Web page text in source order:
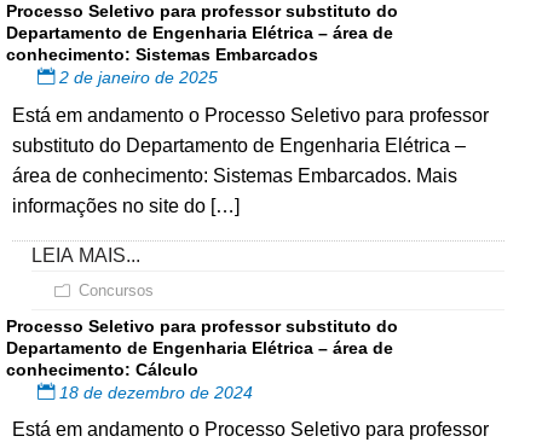
Processo Seletivo para professor substituto do
Departamento de Engenharia Elétrica – área de
conhecimento: Sistemas Embarcados
2 de janeiro de 2025
Está em andamento o Processo Seletivo para professor
substituto do Departamento de Engenharia Elétrica –
área de conhecimento: Sistemas Embarcados. Mais
informações no site do […]
LEIA MAIS...
Concursos
Processo Seletivo para professor substituto do
Departamento de Engenharia Elétrica – área de
conhecimento: Cálculo
18 de dezembro de 2024
Está em andamento o Processo Seletivo para professor